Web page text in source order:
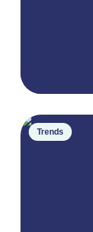
Trends